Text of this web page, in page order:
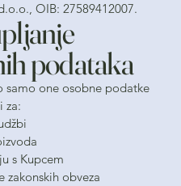
OIB: 27589412007.
podataka
samo one osobne podatke
za:
s Kupcem
zakonskih obveza